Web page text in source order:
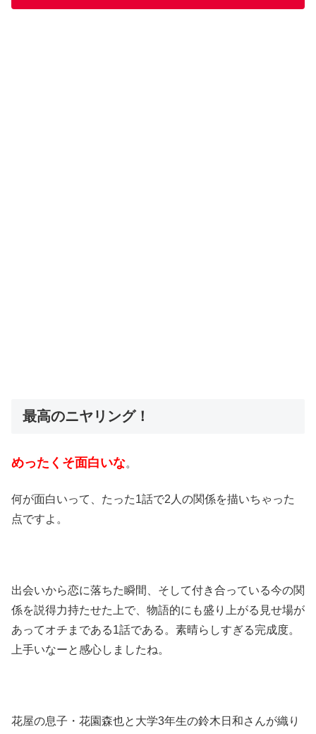
最高のニヤリング！
めったくそ面白いな。
何が面白いって、たった1話で2人の関係を描いちゃった
点ですよ。
出会いから恋に落ちた瞬間、そして付き合っている今の関
係を説得力持たせた上で、物語的にも盛り上がる見せ場が
あってオチまである1話である。素晴らしすぎる完成度。
上手いなーと感心しましたね。
花屋の息子・花園森也と大学3年生の鈴木日和さんが織り